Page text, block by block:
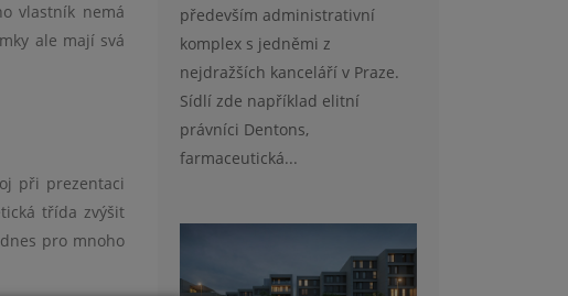
vlastník nemá
ale mají svá
při prezentaci
třída zvýšit
pro mnoho
především administrativní
komplex s jedněmi z
nejdražších kanceláří v Praze.
Sídlí zde například elitní
právníci Dentons,
farmaceutická...